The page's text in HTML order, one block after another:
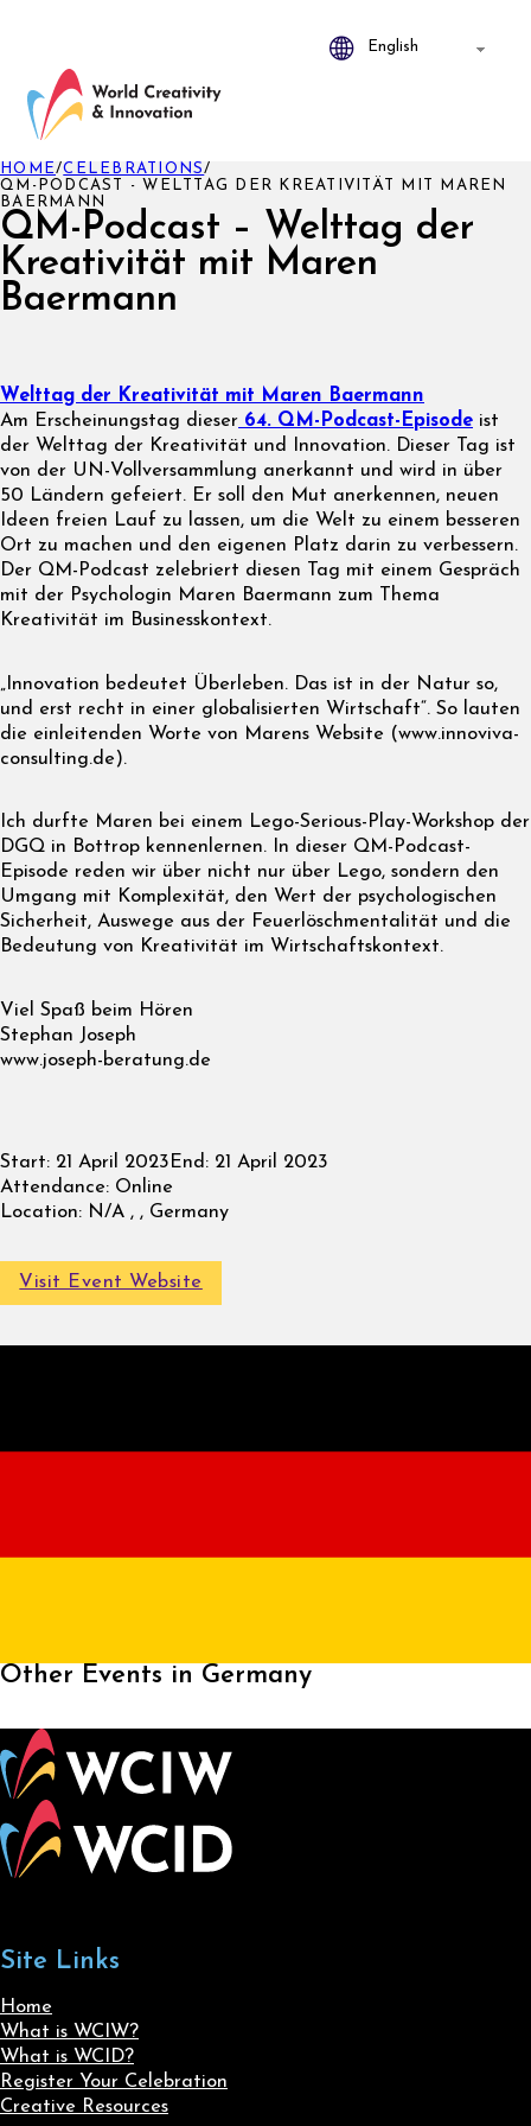
QM-Podcast – Welttag der
Kreativität mit Maren
Baermann
HOME/CELEBRATIONS/
QM-PODCAST - WELTTAG DER KREATIVITÄT MIT MAREN
BAERMANN
Welttag der Kreativität mit Maren Baermann
Am Erscheinungstag dieser 64. QM-Podcast-Episode ist
der Welttag der Kreativität und Innovation. Dieser Tag ist
von der UN-Vollversammlung anerkannt und wird in über
50 Ländern gefeiert. Er soll den Mut anerkennen, neuen
Ideen freien Lauf zu lassen, um die Welt zu einem besseren
Ort zu machen und den eigenen Platz darin zu verbessern.
Der QM-Podcast zelebriert diesen Tag mit einem Gespräch
mit der Psychologin Maren Baermann zum Thema
Kreativität im Businesskontext.
„Innovation bedeutet Überleben. Das ist in der Natur so,
und erst recht in einer globalisierten Wirtschaft“. So lauten
die einleitenden Worte von Marens Website (www.innoviva-
consulting.de).
Ich durfte Maren bei einem Lego-Serious-Play-Workshop der
DGQ in Bottrop kennenlernen. In dieser QM-Podcast-
Episode reden wir über nicht nur über Lego, sondern den
Umgang mit Komplexität, den Wert der psychologischen
Sicherheit, Auswege aus der Feuerlöschmentalität und die
Bedeutung von Kreativität im Wirtschaftskontext.
Viel Spaß beim Hören
Stephan Joseph
www.joseph-beratung.de
Start: 21 April 2023End: 21 April 2023
Attendance: Online
Location: N/A , , Germany
Visit Event Website
Other Events in Germany
Site Links
Home
What is WCIW?
What is WCID?
Register Your Celebration
Creative Resources